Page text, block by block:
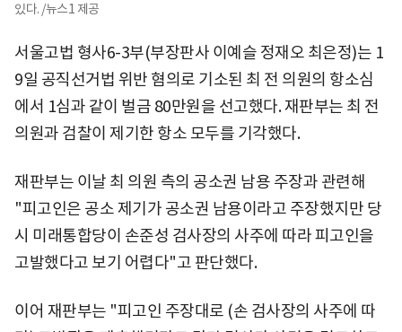
있다. /뉴스1 제공
서울고법 형사6-3부(부장판사 이예슬 정재오 최은정)는 1
9일 공직선거법 위반 혐의로 기소된 최 전 의원의 항소심
에서 1심과 같이 벌금 80만원을 선고했다. 재판부는 최 전
의원과 검찰이 제기한 항소 모두를 기각했다.
재판부는 이날 최 의원 측의 공소권 남용 주장과 관련해
"피고인은 공소 제기가 공소권 남용이라고 주장했지만 당
시 미래통합당이 손준성 검사장의 사주에 따라 피고인을
고발했다고 보기 어렵다"고 판단했다.
이어 재판부는 "피고인 주장대로 (손 검사장의 사주에 따